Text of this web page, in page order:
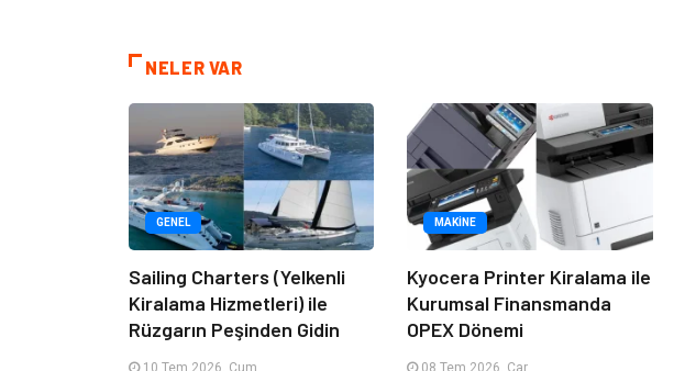
NELER VAR
GENEL
Sailing Charters (Yelkenli
Kiralama Hizmetleri) ile
Rüzgarın Peşinden Gidin
10 Tem 2026, Cum
MAKINE
Kyocera Printer Kiralama ile
Kurumsal Finansmanda
OPEX Dönemi
08 Tem 2026, Çar